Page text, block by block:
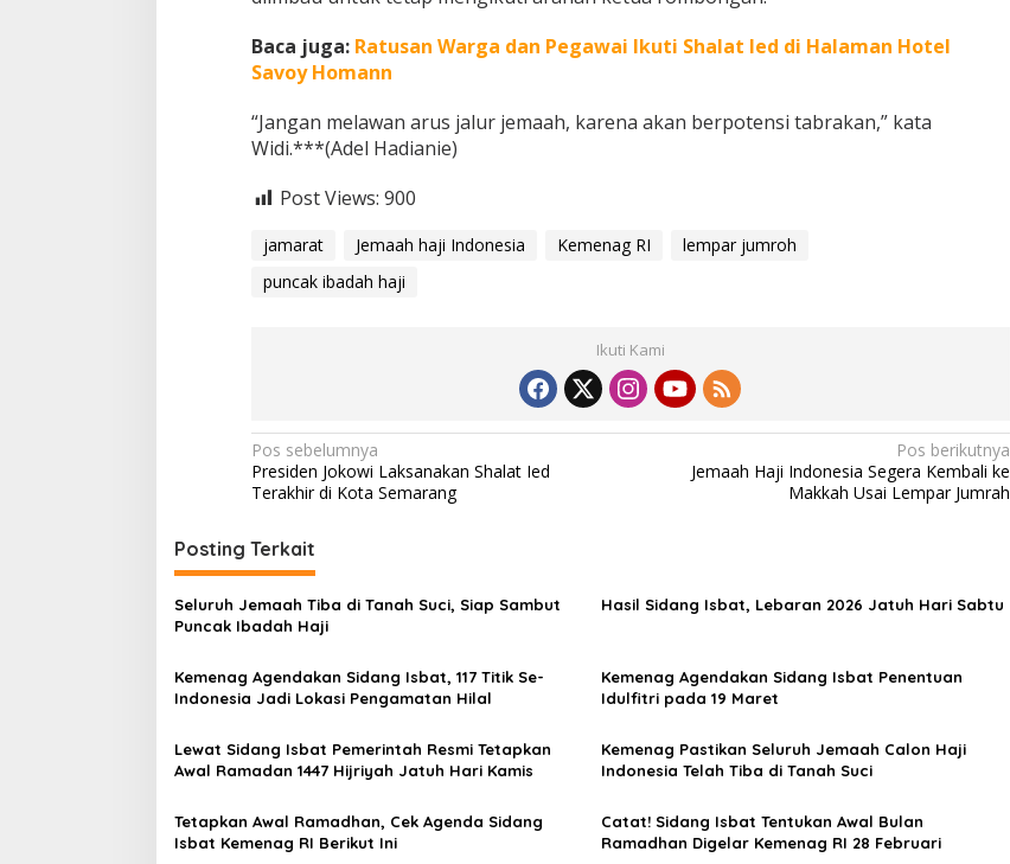
Baca juga: Ratusan Warga dan Pegawai Ikuti Shalat Ied di Halaman Hotel
Savoy Homann
“Jangan melawan arus jalur jemaah, karena akan berpotensi tabrakan,” kata
Widi.***(Adel Hadianie)
Post Views: 900
jamarat Jemaah haji Indonesia Kemenag RI
lempar jumroh
puncak ibadah haji
Ikuti Kami
N
a
i
g
a
i
o
s
Pos sebelumnya
Presiden Jokowi Laksanakan Shalat Ied
Terakhir di Kota Semarang
Pos berikutnya
Jemaah Haji Indonesia Segera Kembali ke
Makkah Usai Lempar Jumrah
Posting Terkait
Seluruh Jemaah Tiba di Tanah Suci, Siap Sambut
Puncak Ibadah Haji
Hasil Sidang Isbat, Lebaran 2026 Jatuh Hari Sabtu
Kemenag Agendakan Sidang Isbat, 117 Titik Se-
Indonesia Jadi Lokasi Pengamatan Hilal
Kemenag Agendakan Sidang Isbat Penentuan
Idulfitri pada 19 Maret
Lewat Sidang Isbat Pemerintah Resmi Tetapkan
Awal Ramadan 1447 Hijriyah Jatuh Hari Kamis
Kemenag Pastikan Seluruh Jemaah Calon Haji
Indonesia Telah Tiba di Tanah Suci
Tetapkan Awal Ramadhan, Cek Agenda Sidang
Isbat Kemenag RI Berikut Ini
Catat! Sidang Isbat Tentukan Awal Bulan
Ramadhan Digelar Kemenag RI 28 Februari